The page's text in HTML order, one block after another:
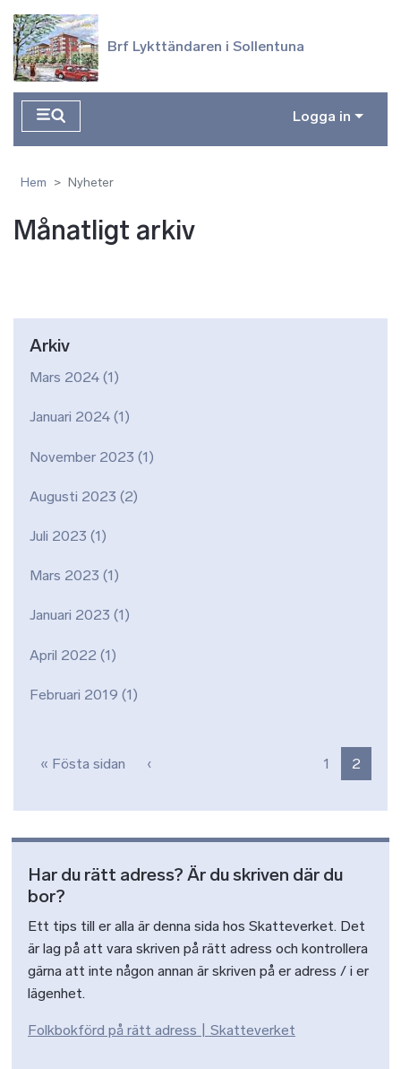
Brf Lykttändaren i Sollentuna
Logga in
Hem Nyheter
Månatligt arkiv
Arkiv
Mars 2024 (1)
Januari 2024 (1)
November 2023 (1)
Augusti 2023 (2)
Juli 2023 (1)
Mars 2023 (1)
Januari 2023 (1)
April 2022 (1)
Februari 2019 (1)
Paginering
« Fösta sidan Första sidan
‹ 1 2
Har du rätt adress? Är du skriven där du
bor?
Ett tips till er alla är denna sida hos Skatteverket. Det
är lag på att vara skriven på rätt adress och kontrollera
gärna att inte någon annan är skriven på er adress / i er
lägenhet.
Folkbokförd på rätt adress | Skatteverket